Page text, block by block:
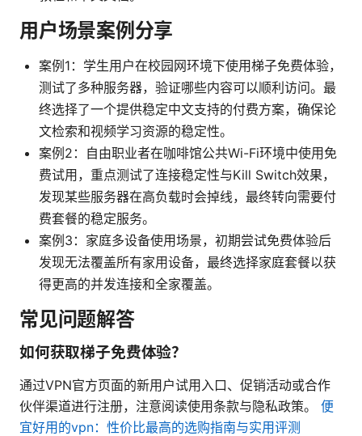
用户场景案例分享
案例1：学生用户在校园网环境下使用梯子免费体验，
测试了多种服务器，验证哪些内容可以顺利访问。最
终选择了一个提供稳定中文支持的付费方案，确保论
文检索和视频学习资源的稳定性。
案例2：自由职业者在咖啡馆公共Wi-Fi环境中使用免
费试用，重点测试了连接稳定性与Kill Switch效果，
发现某些服务器在高负载时会掉线，最终转向需要付
费套餐的稳定服务。
案例3：家庭多设备使用场景，初期尝试免费体验后
发现无法覆盖所有家用设备，最终选择家庭套餐以获
得更高的并发连接和全家覆盖。
常见问题解答
如何获取梯子免费体验？
通过VPN官方页面的新用户试用入口、促销活动或合作
伙伴渠道进行注册，注意阅读使用条款与隐私政策。 便
宜好用的vpn：性价比最高的选购指南与实用评测